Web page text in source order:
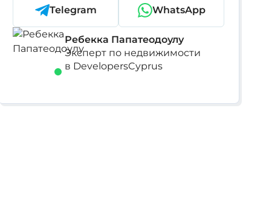
Telegram WhatsApp
Ребекка Папатеодоулу
Эксперт по недвижимости
в DevelopersCyprus